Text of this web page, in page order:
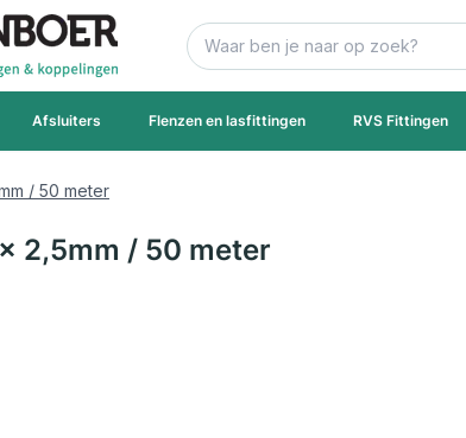
Zoek
Afsluiters Flenzen en lasfittingen RVS Fittingen
/ 50 meter
2,5mm / 50 meter